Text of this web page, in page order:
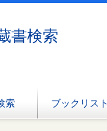
書検索
索 ブックリスト